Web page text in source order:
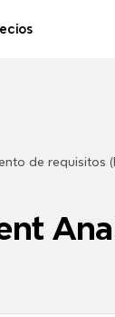
de requisitos